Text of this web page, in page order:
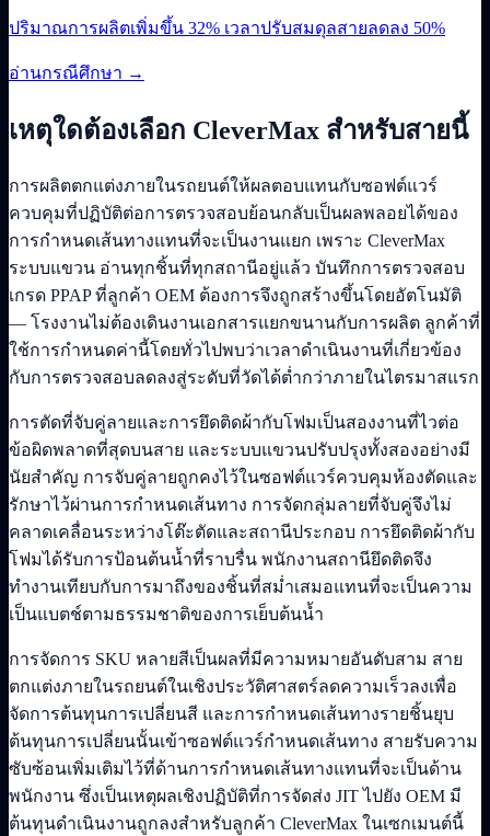
ปริมาณการผลิตเพิ่มขึ้น 32% เวลาปรับสมดุลสายลดลง 50%
อ่านกรณีศึกษา →
เหตุใดต้องเลือก CleverMax สำหรับสายนี้
การผลิตตกแต่งภายในรถยนต์ให้ผลตอบแทนกับซอฟต์แวร์
ควบคุมที่ปฏิบัติต่อการตรวจสอบย้อนกลับเป็นผลพลอยได้ของ
การกำหนดเส้นทางแทนที่จะเป็นงานแยก เพราะ CleverMax
ระบบแขวน อ่านทุกชิ้นที่ทุกสถานีอยู่แล้ว บันทึกการตรวจสอบ
เกรด PPAP ที่ลูกค้า OEM ต้องการจึงถูกสร้างขึ้นโดยอัตโนมัติ
— โรงงานไม่ต้องเดินงานเอกสารแยกขนานกับการผลิต ลูกค้าที่
ใช้การกำหนดค่านี้โดยทั่วไปพบว่าเวลาดำเนินงานที่เกี่ยวข้อง
กับการตรวจสอบลดลงสู่ระดับที่วัดได้ต่ำกว่าภายในไตรมาสแรก
การตัดที่จับคู่ลายและการยึดติดผ้ากับโฟมเป็นสองงานที่ไวต่อ
ข้อผิดพลาดที่สุดบนสาย และระบบแขวนปรับปรุงทั้งสองอย่างมี
นัยสำคัญ การจับคู่ลายถูกคงไว้ในซอฟต์แวร์ควบคุมห้องตัดและ
รักษาไว้ผ่านการกำหนดเส้นทาง การจัดกลุ่มลายที่จับคู่จึงไม่
คลาดเคลื่อนระหว่างโต๊ะตัดและสถานีประกอบ การยึดติดผ้ากับ
โฟมได้รับการป้อนต้นน้ำที่ราบรื่น พนักงานสถานียึดติดจึง
ทำงานเทียบกับการมาถึงของชิ้นที่สม่ำเสมอแทนที่จะเป็นความ
เป็นแบตช์ตามธรรมชาติของการเย็บต้นน้ำ
การจัดการ SKU หลายสีเป็นผลที่มีความหมายอันดับสาม สาย
ตกแต่งภายในรถยนต์ในเชิงประวัติศาสตร์ลดความเร็วลงเพื่อ
จัดการต้นทุนการเปลี่ยนสี และการกำหนดเส้นทางรายชิ้นยุบ
ต้นทุนการเปลี่ยนนั้นเข้าซอฟต์แวร์กำหนดเส้นทาง สายรับความ
ซับซ้อนเพิ่มเติมไว้ที่ด้านการกำหนดเส้นทางแทนที่จะเป็นด้าน
พนักงาน ซึ่งเป็นเหตุผลเชิงปฏิบัติที่การจัดส่ง JIT ไปยัง OEM มี
ต้นทุนดำเนินงานถูกลงสำหรับลูกค้า CleverMax ในเซกเมนต์นี้